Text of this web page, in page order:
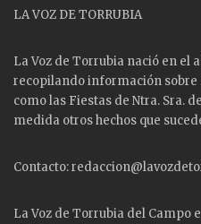
LA VOZ DE TORRUBIA
La Voz de Torrubia nació en el
recopilando información sobre
como las Fiestas de Ntra. Sra.
medida otros hechos que
Contacto:
La Voz de Torrubia del Campo